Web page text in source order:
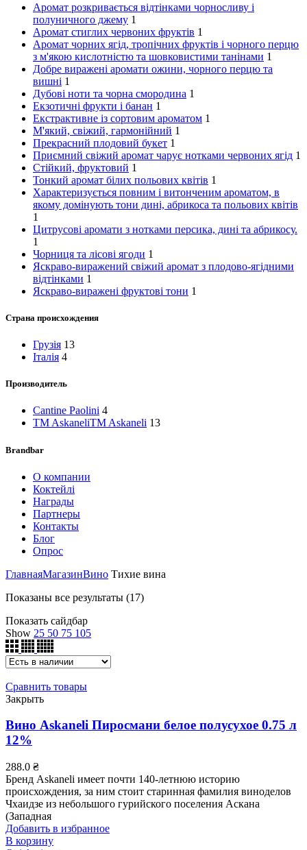
Аромат розкривається відтінками чорносливу і
полуничного джему 1
Аромат стиглих червоних фруктів 1
Аромат чорних ягід, тропічних фруктів і чорного перцю
з м'якою кислотністю та шовковистими танінами 1
Добре виражені аромати ожини, чорного перцю та
вишні 1
Дубові ноти та чорна смородина 1
Екзотичні фрукти і банан 1
Екстрактивне із сортовим ароматом 1
М'який, свіжий, гармонійний 1
Прекрасний плодовий букет 1
Приємний свіжий аромат чарує нотками червоних ягід 1
Стійкий, фруктовий 1
Тонкий аромат білих польових квітів 1
Характеризується повним і витонченим ароматом, в
якому домінують тони дині, абрикоса та польових квітів
1
Цитрусові аромати з нотками персика, дині та абрикосу.
1
Чорниця та лісові ягоди 1
Яскраво-виражений свіжий аромат з плодово-ягідними
відтінками 1
Яскраво-виражені фруктові тони 1
Страна происхождения
Грузія 13
Італія 4
Производитель
Cantine Paolini 4
TM AskaneliTM Askaneli 13
Brandbar
О компании
Коктейлі
Награды
Партнеры
Контакты
Блог
Опрос
ГлавнаяМагазинВино Тихие вина
Показаны все результаты (17)
Показать сайдбар
Show 25 50 75 105
Сравнить товары
Закрыть
Вино Askaneli Пиросмани белое полусухое 0.75 л
12%
288.0 ₴
Бренд Askaneli имеет почти 140-летнюю историю
происхождения, за ним стоит старинная фамилия виноделов
Чхаидзе из небольшого гурийского поселения Аскана
(Западная
Добавить в избранное
В корзину